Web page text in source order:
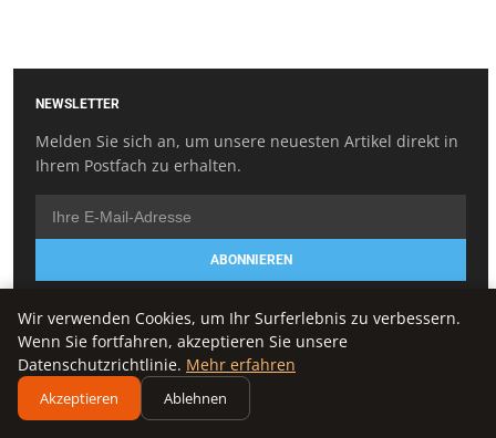
NEWSLETTER
Melden Sie sich an, um unsere neuesten Artikel direkt in
Ihrem Postfach zu erhalten.
ABONNIEREN
Chronische Beschwerden
Ernährung & Lifestyle
Wir verwenden Cookies, um Ihr Surferlebnis zu verbessern.
Wenn Sie fortfahren, akzeptieren Sie unsere
Datenschutzrichtlinie. Mehr erfahren
Akzeptieren Ablehnen